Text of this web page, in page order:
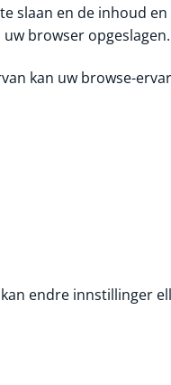
slaan en de inhoud en
browser opgeslagen.
kan uw browse-
endre innstillinger